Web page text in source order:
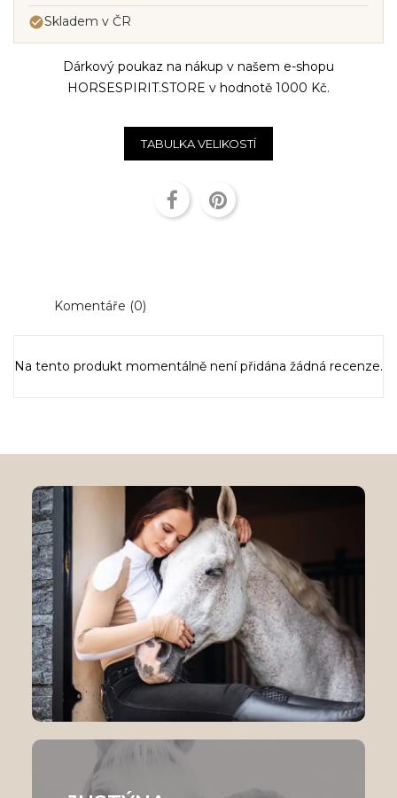
Skladem v ČR
Dárkový poukaz na nákup v našem e-shopu
HORSESPIRIT.STORE v hodnotě 1000 Kč.
TABULKA VELIKOSTÍ
Sdílet
Komentáře (0)
Na tento produkt momentálně není přidána žádná recenze.